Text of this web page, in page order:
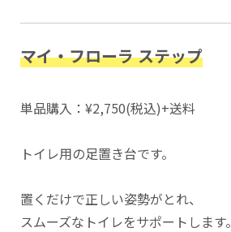
マイ・フローラ ステップ
単品購入：¥2,750(税込)+送料
トイレ用の足置き台です。
置くだけで正しい姿勢がとれ、
スムーズなトイレをサポートします。